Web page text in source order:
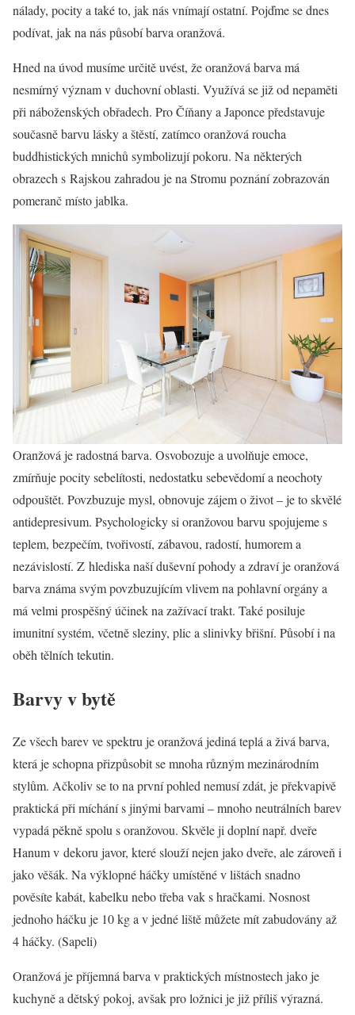
nálady, pocity a také to, jak nás vnímají ostatní. Pojďme se dnes
podívat, jak na nás působí barva oranžová.
Hned na úvod musíme určitě uvést, že oranžová barva má
nesmírný význam v duchovní oblasti. Využívá se již od nepaměti
při náboženských obřadech. Pro Číňany a Japonce představuje
současně barvu lásky a štěstí, zatímco oranžová roucha
buddhistických mnichů symbolizují pokoru. Na některých
obrazech s Rajskou zahradou je na Stromu poznání zobrazován
pomeranč místo jablka.
Oranžová je radostná barva. Osvobozuje a uvolňuje emoce,
zmírňuje pocity sebelítosti, nedostatku sebevědomí a neochoty
odpouštět. Povzbuzuje mysl, obnovuje zájem o život – je to skvělé
antidepresivum. Psychologicky si oranžovou barvu spojujeme s
teplem, bezpečím, tvořivostí, zábavou, radostí, humorem a
nezávislostí. Z hlediska naší duševní pohody a zdraví je oranžová
barva známa svým povzbuzujícím vlivem na pohlavní orgány a
má velmi prospěšný účinek na zažívací trakt. Také posiluje
imunitní systém, včetně sleziny, plic a slinivky břišní. Působí i na
oběh tělních tekutin.
Barvy v bytě
Ze všech barev ve spektru je oranžová jediná teplá a živá barva,
která je schopna přizpůsobit se mnoha různým mezinárodním
stylům. Ačkoliv se to na první pohled nemusí zdát, je překvapivě
praktická při míchání s jinými barvami – mnoho neutrálních barev
vypadá pěkně spolu s oranžovou. Skvěle ji doplní např. dveře
Hanum v dekoru javor, které slouží nejen jako dveře, ale zároveň i
jako věšák. Na výklopné háčky umístěné v lištách snadno
pověsíte kabát, kabelku nebo třeba vak s hračkami. Nosnost
jednoho háčku je 10 kg a v jedné liště můžete mít zabudovány až
4 háčky. (Sapeli)
Oranžová je příjemná barva v praktických místnostech jako je
kuchyně a dětský pokoj, avšak pro ložnici je již příliš výrazná.